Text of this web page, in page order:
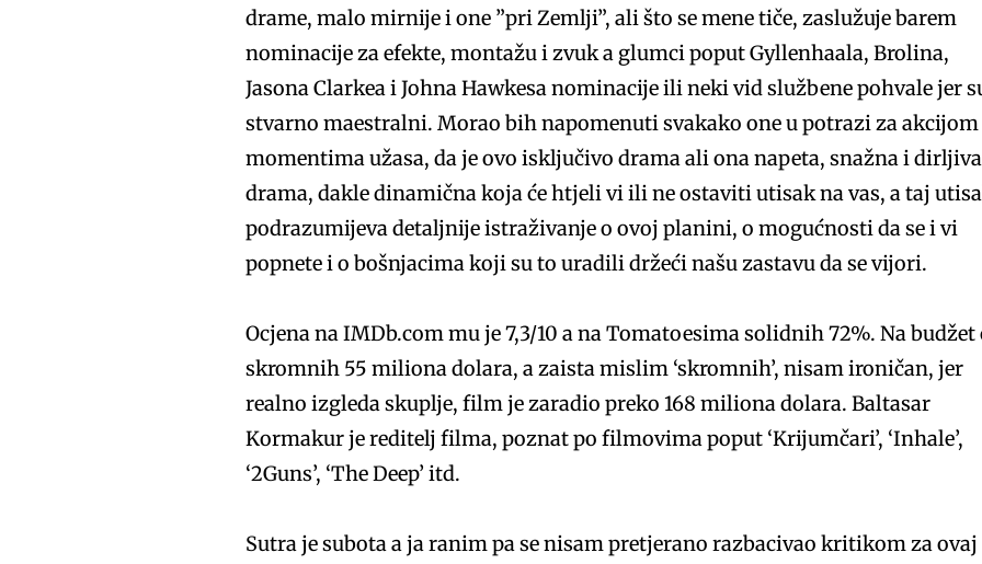
drame, malo mirnije i one ”pri Zemlji”, ali što se mene tiče, zaslužuje barem
nominacije za efekte, montažu i zvuk a glumci poput Gyllenhaala, Brolina,
Jasona Clarkea i Johna Hawkesa nominacije ili neki vid službene pohvale jer
stvarno maestralni. Morao bih napomenuti svakako one u potrazi za
momentima užasa, da je ovo isključivo drama ali ona napeta, snažna i dirljiva
drama, dakle dinamična koja će htjeli vi ili ne ostaviti utisak na vas, a taj
podrazumijeva detaljnije istraživanje o ovoj planini, o mogućnosti da se i vi
popnete i o bošnjacima koji su to uradili držeći našu zastavu da se vijori.
Ocjena na IMDb.com mu je 7,3/10 a na Tomatoesima solidnih 72%. Na budžet
skromnih 55 miliona dolara, a zaista mislim ‘skromnih’, nisam ironičan, jer
realno izgleda skuplje, film je zaradio preko 168 miliona dolara. Baltasar
Kormakur je reditelj filma, poznat po filmovima poput ‘Krijumčari’, ‘Inhale’,
‘2Guns’, ‘The Deep’ itd.
Sutra je subota a ja ranim pa se nisam pretjerano razbacivao kritikom za ovaj